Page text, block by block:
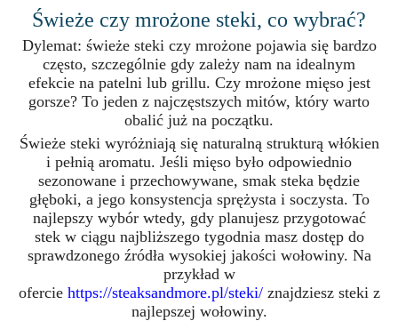
Świeże czy mrożone steki, co wybrać?
Dylemat: świeże steki czy mrożone pojawia się bardzo
często, szczególnie gdy zależy nam na idealnym
efekcie na patelni lub grillu. Czy mrożone mięso jest
gorsze? To jeden z najczęstszych mitów, który warto
obalić już na początku.
Świeże steki wyróżniają się naturalną strukturą włókien
i pełnią aromatu. Jeśli mięso było odpowiednio
sezonowane i przechowywane, smak steka będzie
głęboki, a jego konsystencja sprężysta i soczysta. To
najlepszy wybór wtedy, gdy planujesz przygotować
stek w ciągu najbliższego tygodnia masz dostęp do
sprawdzonego źródła wysokiej jakości wołowiny. Na
przykład w
ofercie https://steaksandmore.pl/steki/znajdziesz steki z
najlepszej wołowiny.